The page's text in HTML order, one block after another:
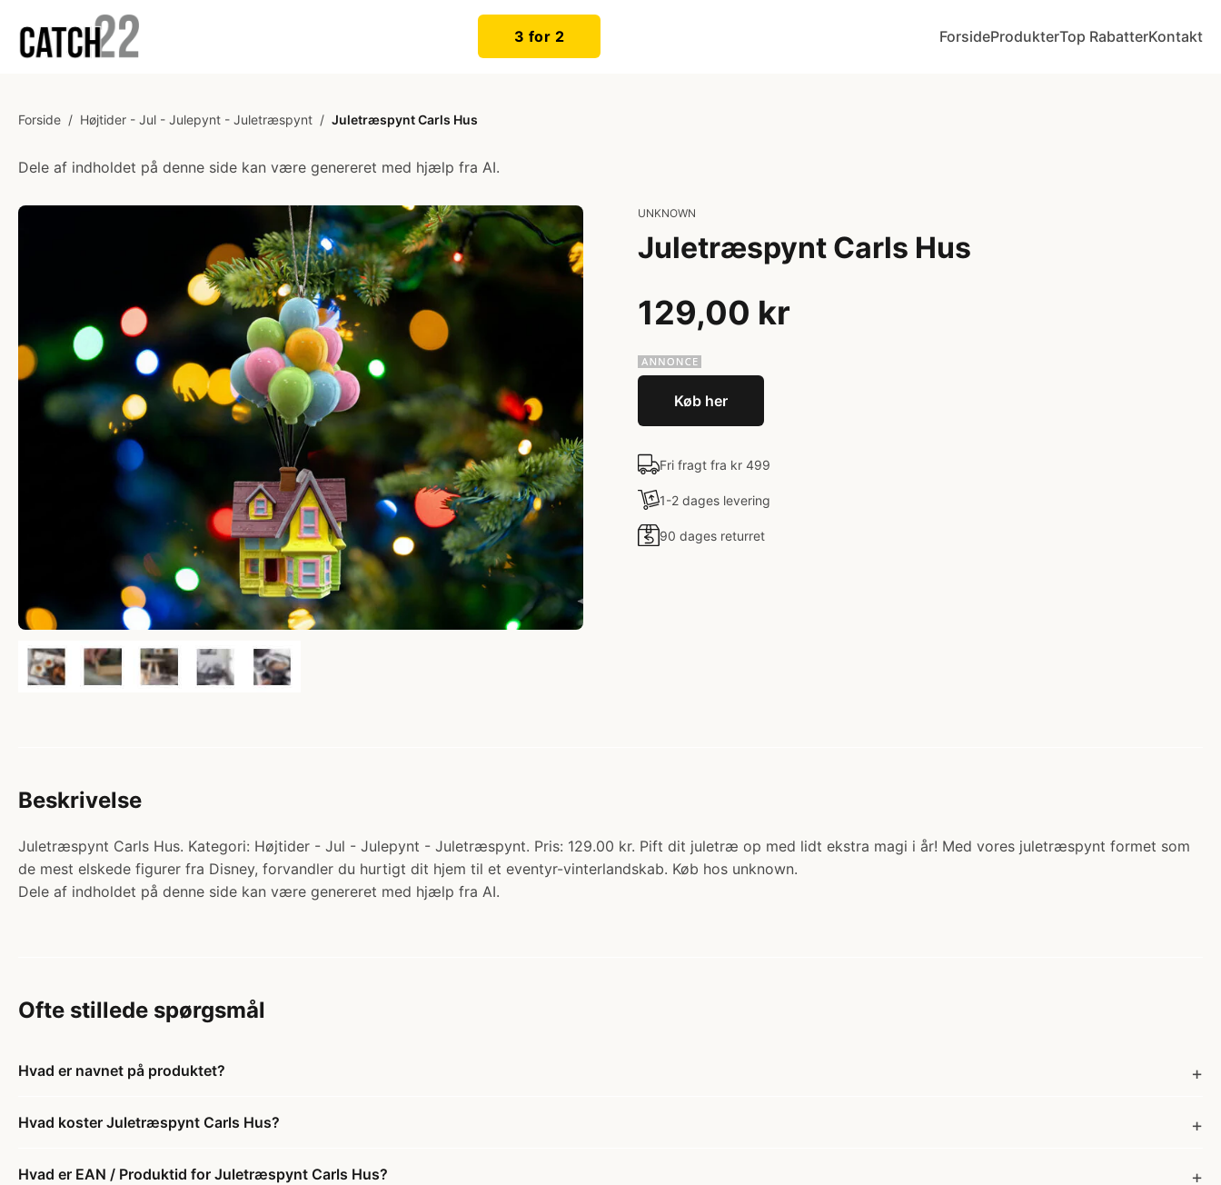
3 for 2 ForsideProdukterTop RabatterKontakt
Forside / Højtider - Jul - Julepynt - Juletræspynt / Juletræspynt Carls Hus
Dele af indholdet på denne side kan være genereret med hjælp fra AI.
UNKNOWN
Juletræspynt Carls Hus
129,00 kr
Køb her
Fri fragt fra kr 499
1-2 dages levering
90 dages returret
Beskrivelse
Juletræspynt Carls Hus. Kategori: Højtider - Jul - Julepynt - Juletræspynt. Pris: 129.00 kr. Pift dit juletræ op med lidt ekstra magi i år! Med vores juletræspynt formet som
de mest elskede figurer fra Disney, forvandler du hurtigt dit hjem til et eventyr-vinterlandskab. Køb hos unknown.
Dele af indholdet på denne side kan være genereret med hjælp fra AI.
Ofte stillede spørgsmål
Hvad er navnet på produktet?
Hvad koster Juletræspynt Carls Hus?
Hvad er EAN / Produktid for Juletræspynt Carls Hus?